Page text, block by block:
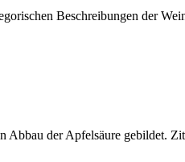
Beschreibungen der
Abbau der Apfelsäure gebildet.